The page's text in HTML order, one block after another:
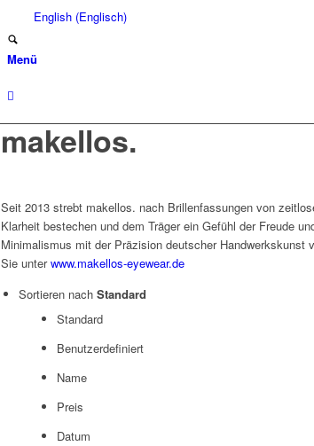
English (Englisch)
Menü
makellos.
Seit 2013 strebt makellos. nach Brillenfassungen von
Klarheit bestechen und dem Träger ein Gefühl der Freude
Minimalismus mit der Präzision deutscher Handwerkskunst
Sie unterwww.makellos-eyewear.de
Sortieren nach Standard
Standard
Benutzerdefiniert
Name
Preis
Datum